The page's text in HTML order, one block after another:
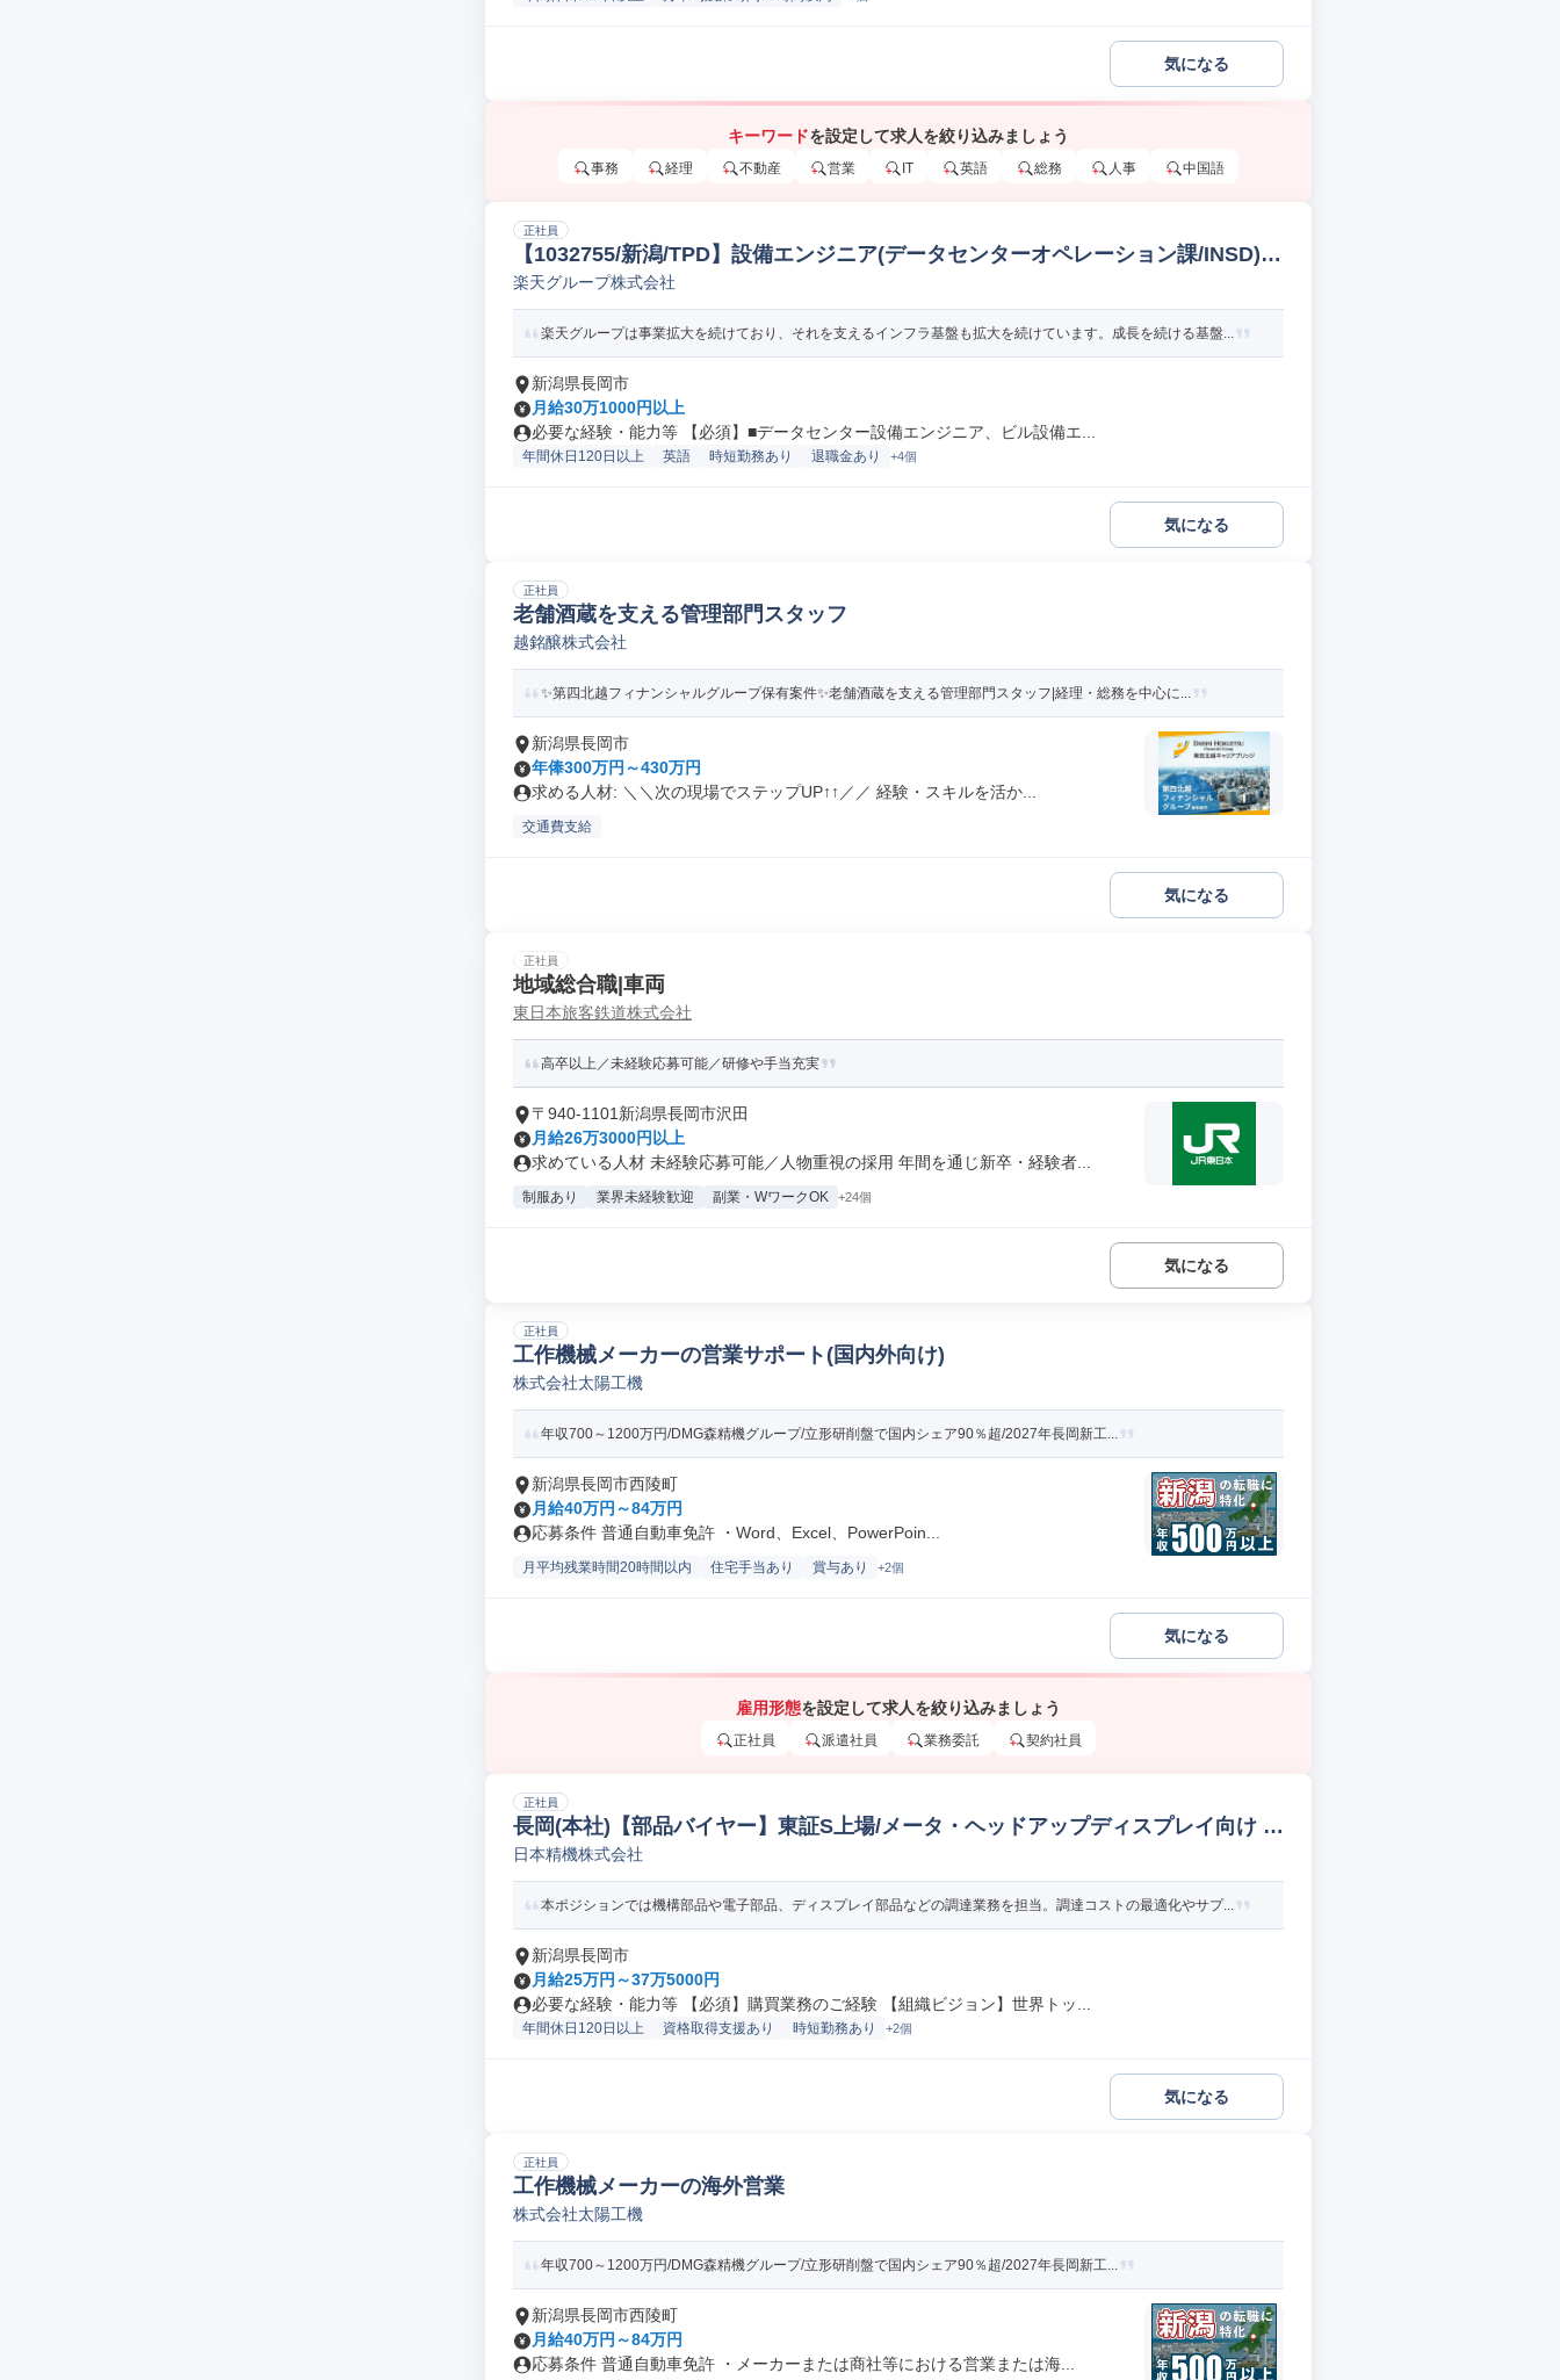
気になる
キーワードを設定して求人を絞り込みましょう
事務 経理 不動産 営業 IT 英語 総務 人事 中国語
正社員
【1032755/新潟/TPD】設備エンジニア(データセンターオペレーション課/INSD)
その他建築/土木/プラント専門職
楽天グループ株式会社
楽天グループは事業拡大を続けており、それを支えるインフラ基盤も拡大を続けています。成長を続ける基盤...
新潟県長岡市
月給30万1000円以上
必要な経験・能力等 【必須】■データセンター設備エンジニア、ビル設備エ...
年間休日120日以上 英語 時短勤務あり 退職金あり +4個
気になる
正社員
老舗酒蔵を支える管理部門スタッフ
越銘醸株式会社
✨️第四北越フィナンシャルグループ保有案件✨️老舗酒蔵を支える管理部門スタッフ|経理・総務を中心に...
新潟県長岡市
年俸300万円～430万円
求める人材: ＼＼次の現場でステップUP↑↑／／ 経験・スキルを活か...
交通費支給
気になる
正社員
地域総合職|車両
東日本旅客鉄道株式会社
高卒以上／未経験応募可能／研修や手当充実
〒940-1101新潟県長岡市沢田
月給26万3000円以上
求めている人材 未経験応募可能／人物重視の採用 年間を通じ新卒・経験者...
制服あり 業界未経験歓迎 副業・WワークOK +24個
気になる
正社員
工作機械メーカーの営業サポート(国内外向け)
株式会社太陽工機
年収700～1200万円/DMG森精機グループ/立形研削盤で国内シェア90％超/2027年長岡新工...
新潟県長岡市西陵町
月給40万円～84万円
応募条件 普通自動車免許 ・Word、Excel、PowerPoin...
月平均残業時間20時間以内 住宅手当あり 賞与あり +2個
気になる
雇用形態を設定して求人を絞り込みましょう
正社員 派遣社員 業務委託 契約社員
正社員
長岡(本社)【部品バイヤー】東証S上場/メータ・ヘッドアップディスプレイ向け 部
品購買
日本精機株式会社
本ポジションでは機構部品や電子部品、ディスプレイ部品などの調達業務を担当。調達コストの最適化やサプ...
新潟県長岡市
月給25万円～37万5000円
必要な経験・能力等 【必須】購買業務のご経験 【組織ビジョン】世界トッ...
年間休日120日以上 資格取得支援あり 時短勤務あり +2個
気になる
正社員
工作機械メーカーの海外営業
株式会社太陽工機
年収700～1200万円/DMG森精機グループ/立形研削盤で国内シェア90％超/2027年長岡新工...
新潟県長岡市西陵町
月給40万円～84万円
応募条件 普通自動車免許 ・メーカーまたは商社等における営業または海...